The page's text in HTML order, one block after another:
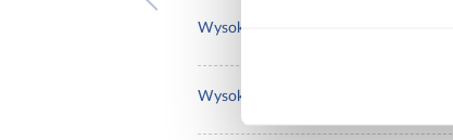
Wysokość całkowita minimalna:
Wysokość maksymalna do siedziska: